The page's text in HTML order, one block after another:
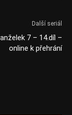
Další seriál
7 – 14.díl –
online k přehrání